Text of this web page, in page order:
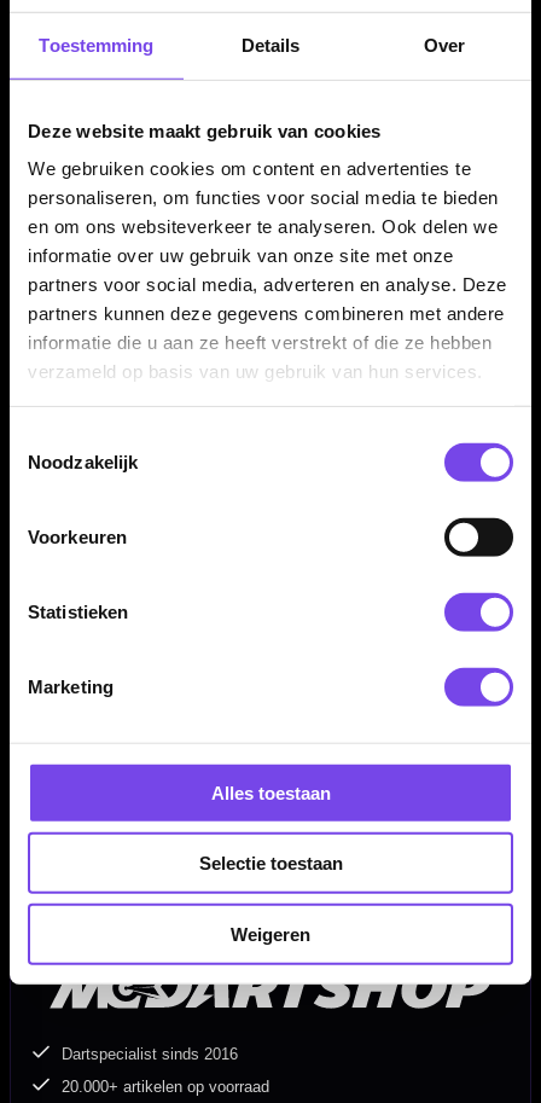
Toestemming Details Over
Deze website maakt gebruik van cookies
We gebruiken cookies om content en advertenties te
personaliseren, om functies voor social media te bieden
en om ons websiteverkeer te analyseren. Ook delen we
informatie over uw gebruik van onze site met onze
partners voor social media, adverteren en analyse. Deze
partners kunnen deze gegevens combineren met andere
informatie die u aan ze heeft verstrekt of die ze hebben
verzameld op basis van uw gebruik van hun services.
Noodzakelijk
Voorkeuren
Statistieken
Marketing
Alles toestaan
Selectie toestaan
Weigeren
Gefreesd Hexon shape symbol in de barrel
✓
Verkrijgbaar in 21, 23 en 25 gram
flights
Dartpijl Materiaal:90% Tungsten
Dartpijl Gewicht: 21-23-25 Gram
Dartpijl Kleur: Blauw / Zwart / Zilver
Barrel profiel:Straight barrel
Neus:Bull nose
Grip zone:Midden en achterzijde van de barrel
Dartserie:Hexon
23 gram 50,00 mm 6,50 mm
25 gram 50,00 mm 6,75 mm
Dartspecialist sinds 2016
20.000+ artikelen op voorraad